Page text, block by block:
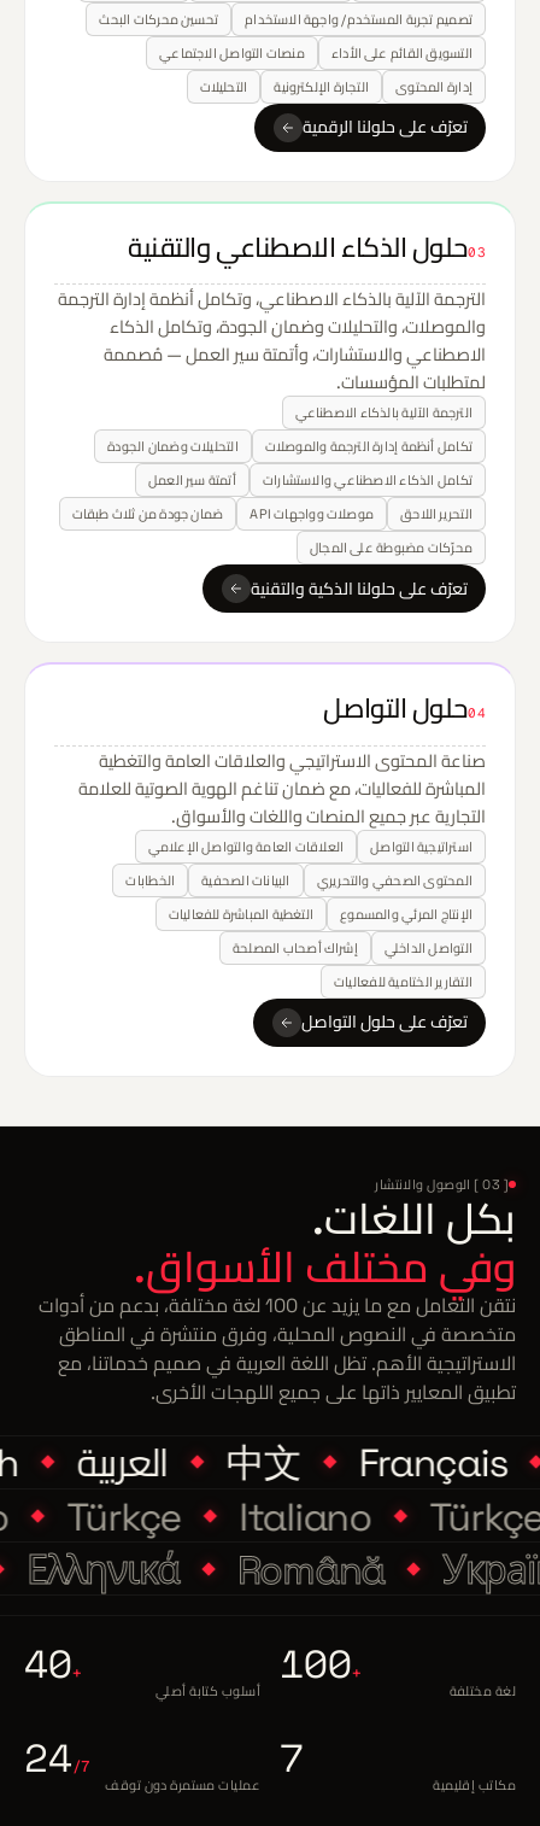
تصميم تجربة المستخدم/ واجهة الاستخدام
تحسين محركات البحث
التسويق القائم على الأداء
منصات التواصل الاجتماعي
إدارة المحتوى
التجارة الإلكترونية التحليلات
تعرّف على حلولنا الرقمية
03حلول الذكاء الاصطناعي والتقنية
الترجمة الآلية بالذكاء الاصطناعي، وتكامل أنظمة إدارة الترجمة
والموصلات، والتحليلات وضمان الجودة، وتكامل الذكاء
الاصطناعي والاستشارات، وأتمتة سير العمل — مُصممة
لمتطلبات المؤسسات.
الترجمة الآلية بالذكاء الاصطناعي
تكامل أنظمة إدارة الترجمة والموصلات
التحليلات وضمان الجودة
تكامل الذكاء الاصطناعي والاستشارات
أتمتة سير العمل
التحرير اللاحق
موصلات وواجهات API
ضمان جودة من ثلاث طبقات
محرّكات مضبوطة على المجال
تعرّف على حلولنا الذكية والتقنية
04حلول التواصل
صناعة المحتوى الاستراتيجي والعلاقات العامة والتغطية
المباشرة للفعاليات، مع ضمان تناغم الهوية الصوتية للعلامة
التجارية عبر جميع المنصات واللغات والأسواق.
استراتيجية التواصل
العلاقات العامة والتواصل الإعلامي
المحتوى الصحفي والتحريري
البيانات الصحفية
الخطابات
الإنتاج المرئي والمسموع
التغطية المباشرة للفعاليات
التواصل الداخلي
إشراك أصحاب المصلحة
التقارير الختامية للفعاليات
تعرّف على حلول التواصل
[ 03 ] الوصول والانتشار
بكل اللغات.
وفي مختلف الأسواق.
نتقن التعامل مع ما يزيد عن 100 لغة مختلفة، بدعم من أدوات
متخصصة في النصوص المحلية، وفرق منتشرة في المناطق
الاستراتيجية الأهم. تظل اللغة العربية في صميم خدماتنا، مع
تطبيق المعايير ذاتها على جميع اللهجات الأخرى.
العربية 中文 Français
Türkçe Italiano
Ελληνικά Română
100+
لغة مختلفة 40+
أسلوب كتابة أصلي
7 مكاتب إقليمية 24/7
عمليات مستمرة دون توقف